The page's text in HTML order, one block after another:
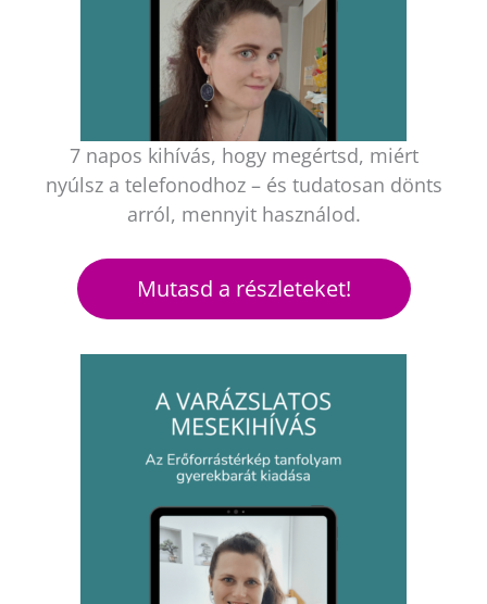
7 napos kihívás, hogy megértsd, miért
nyúlsz a telefonodhoz – és tudatosan dönts
arról, mennyit használod.
Mutasd a részleteket!